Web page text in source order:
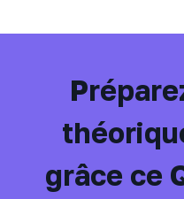
grâce ce